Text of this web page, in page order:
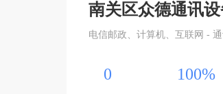
南关区众德通讯
电信邮政、计算机、互联网 -
0 100%